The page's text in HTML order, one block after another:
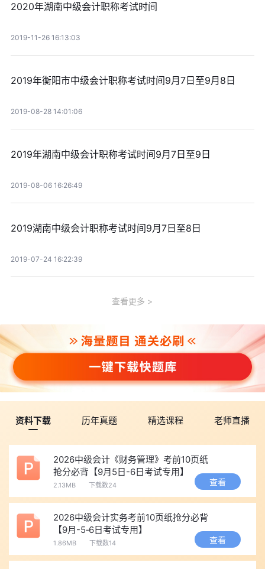
2020年湖南中级会计职称考试时间
2019-11-26 16:13:03
2019年衡阳市中级会计职称考试时间9月7日至9月8日
2019-08-28 14:01:06
2019年湖南中级会计职称考试时间9月7日至9日
2019-08-06 16:26:49
2019湖南中级会计职称考试时间9月7日至8日
2019-07-24 16:22:39
查看更多
资料下载 历年真题 精选课程 老师直播
2026中级会计《财务管理》考前10页纸
抢分必背【9月5日-6日考试专用】
2.13MB 下载数24 查看
2026中级会计实务考前10页纸抢分必背
【9月-5‑6日考试专用】
1.86MB 下载数14 查看